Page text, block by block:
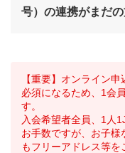
号）の連携がまだ
【重要】オンライン
必須になるため、1会
す。
入会希望者全員、1人
お手数ですが、お子
もフリーアドレス等